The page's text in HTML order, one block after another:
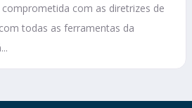
com as diretrizes de
todas as ferramentas da